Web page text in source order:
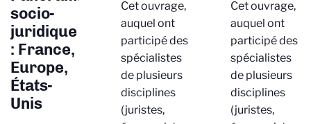
socio-
juridique
: France,
Europe,
États-
Unis
Cet ouvrage,
auquel ont
participé des
spécialistes
de plusieurs
disciplines
(juristes,
Cet ouvrage,
auquel ont
participé des
spécialistes
de plusieurs
disciplines
(juristes,